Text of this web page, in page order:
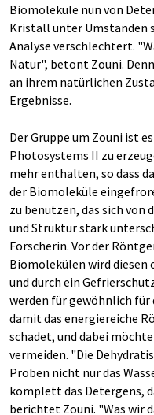
Biomoleküle nun von
Kristall unter Umständen
Analyse verschlechtert.
Natur", betont Zouni.
an ihrem natürlichen
Ergebnisse.
Der Gruppe um Zouni ist
Photosystems II zu
mehr enthalten, so dass
der Biomoleküle
zu benutzen, das sich von
und Struktur stark
Forscherin. Vor der
Biomolekülen wird diesen
und durch ein
werden für gewöhnlich
damit das energiereiche
schadet, und dabei
vermeiden. "Die
Proben nicht nur das
komplett das Detergens,
berichtet Zouni. "Was wir